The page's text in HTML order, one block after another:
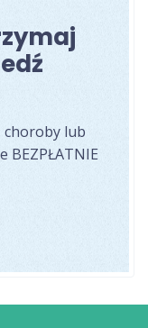
choroby lub
BEZPŁATNIE